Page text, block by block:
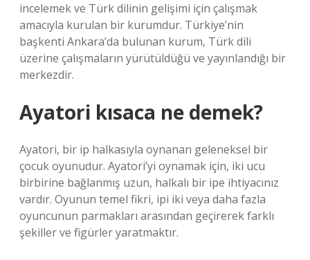
incelemek ve Türk dilinin gelişimi için çalışmak
amacıyla kurulan bir kurumdur. Türkiye’nin
başkenti Ankara’da bulunan kurum, Türk dili
üzerine çalışmaların yürütüldüğü ve yayınlandığı bir
merkezdir.
Ayatori kısaca ne demek?
Ayatori, bir ip halkasıyla oynanan geleneksel bir
çocuk oyunudur. Ayatori’yi oynamak için, iki ucu
birbirine bağlanmış uzun, halkalı bir ipe ihtiyacınız
vardır. Oyunun temel fikri, ipi iki veya daha fazla
oyuncunun parmakları arasından geçirerek farklı
şekiller ve figürler yaratmaktır.